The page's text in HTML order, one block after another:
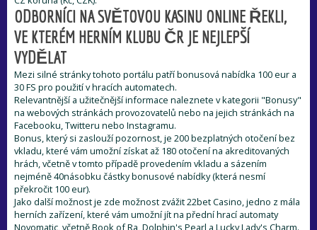
ODBORNÍCI NA SVĚTOVOU KASINU ONLINE ŘEKLI,
VE KTERÉM HERNÍM KLUBU ČR JE NEJLEPŠÍ
VYDĚLAT
Mezi silné stránky tohoto portálu patří bonusová nabídka 100 eur a
30 FS pro použití v hracích automatech.
Relevantnější a užitečnější informace naleznete v kategorii "Bonusy"
na webových stránkách provozovatelů nebo na jejich stránkách na
Facebooku, Twitteru nebo Instagramu.
Bonus, který si zaslouží pozornost, je 200 bezplatných otočení bez
vkladu, které vám umožní získat až 180 otočení na akreditovaných
hrách, včetně v tomto případě provedením vkladu a sázením
nejméně 40násobku částky bonusové nabídky (která nesmí
překročit 100 eur).
Jako další možnost je zde možnost zvážit 22bet Casino, jedno z mála
herních zařízení, které vám umožní jít na přední hrací automaty
Novomatic, včetně Book of Ra, Dolphin's Pearl a Lucky Lady's Charm.